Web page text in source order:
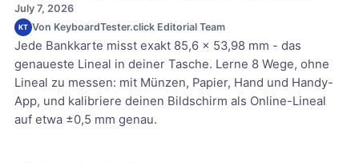
July 7, 2026
KT Von KeyboardTester.click Editorial Team
Jede Bankkarte misst exakt 85,6 x 53,98 mm - das
genaueste Lineal in deiner Tasche. Lerne 8 Wege, ohne
Lineal zu messen: mit Münzen, Papier, Hand und Handy-
App, und kalibriere deinen Bildschirm als Online-Lineal
auf etwa ±0,5 mm genau.